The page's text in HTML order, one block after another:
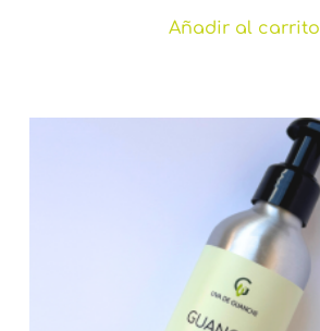
de 5
Añadir al carrito